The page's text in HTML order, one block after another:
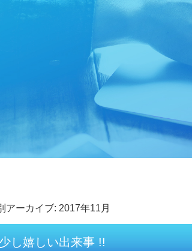
アーカイブ: 2017年11月
少し嬉しい出来事 !!